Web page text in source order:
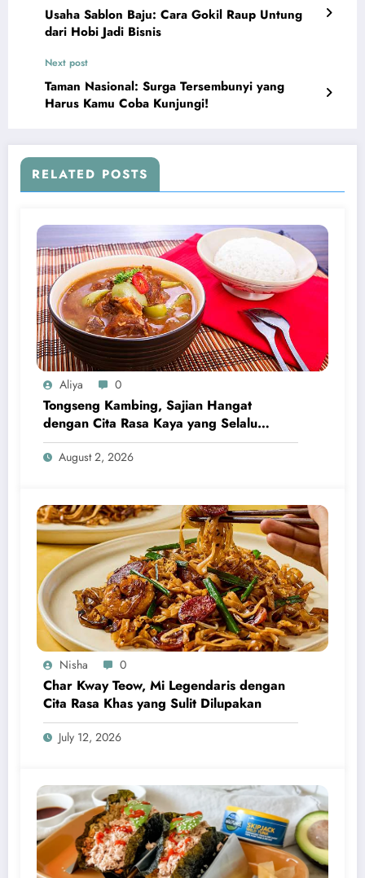
Usaha Sablon Baju: Cara Gokil Raup Untung
dari Hobi Jadi Bisnis
Next post
Taman Nasional: Surga Tersembunyi yang
Harus Kamu Coba Kunjungi!
RELATED POSTS
Aliya 0
Tongseng Kambing, Sajian Hangat
dengan Cita Rasa Kaya yang Selalu
Menggugah Selera
August 2, 2026
Nisha 0
Char Kway Teow, Mi Legendaris dengan
Cita Rasa Khas yang Sulit Dilupakan
July 12, 2026